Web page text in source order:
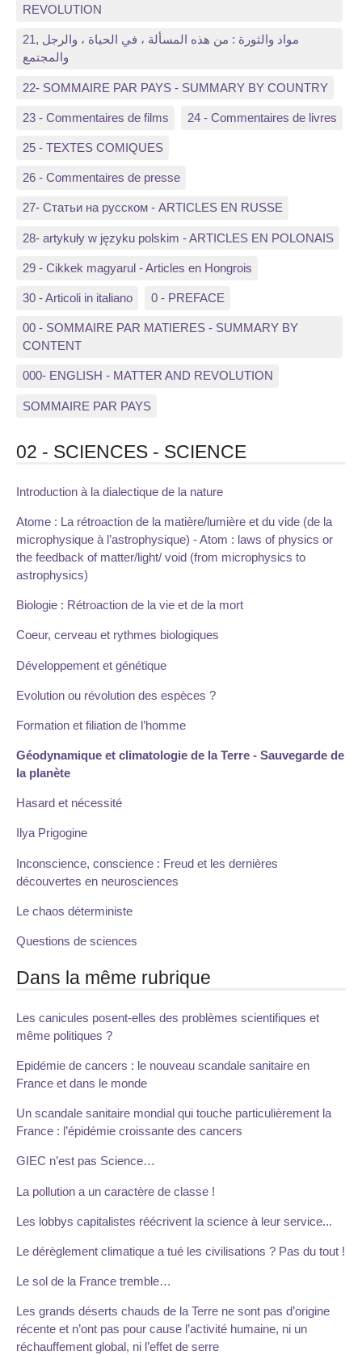
REVOLUTION
21, مواد والثورة : من هذه المسألة ، في الحياة ، والرجل
والمجتمع
22- SOMMAIRE PAR PAYS - SUMMARY BY COUNTRY
23 - Commentaires de films 24 - Commentaires de livres
25 - TEXTES COMIQUES
26 - Commentaires de presse
27- Статьи на русском - ARTICLES EN RUSSE
28- artykuły w języku polskim - ARTICLES EN POLONAIS
29 - Cikkek magyarul - Articles en Hongrois
30 - Articoli in italiano 0 - PREFACE
00 - SOMMAIRE PAR MATIERES - SUMMARY BY
CONTENT
000- ENGLISH - MATTER AND REVOLUTION
SOMMAIRE PAR PAYS
02 - SCIENCES - SCIENCE
Introduction à la dialectique de la nature
Atome : La rétroaction de la matière/lumière et du vide (de la
microphysique à l’astrophysique) - Atom : laws of physics or
the feedback of matter/light/ void (from microphysics to
astrophysics)
Biologie : Rétroaction de la vie et de la mort
Coeur, cerveau et rythmes biologiques
Développement et génétique
Evolution ou révolution des espèces ?
Formation et filiation de l’homme
Géodynamique et climatologie de la Terre - Sauvegarde de
la planète
Hasard et nécessité
Ilya Prigogine
Inconscience, conscience : Freud et les dernières
découvertes en neurosciences
Le chaos déterministe
Questions de sciences
Dans la même rubrique
Les canicules posent-elles des problèmes scientifiques et
même politiques ?
Epidémie de cancers : le nouveau scandale sanitaire en
France et dans le monde
Un scandale sanitaire mondial qui touche particulièrement la
France : l’épidémie croissante des cancers
GIEC n’est pas Science…
La pollution a un caractère de classe !
Les lobbys capitalistes réécrivent la science à leur service...
Le dérèglement climatique a tué les civilisations ? Pas du tout !
Le sol de la France tremble…
Les grands déserts chauds de la Terre ne sont pas d’origine
récente et n’ont pas pour cause l’activité humaine, ni un
réchauffement global, ni l’effet de serre